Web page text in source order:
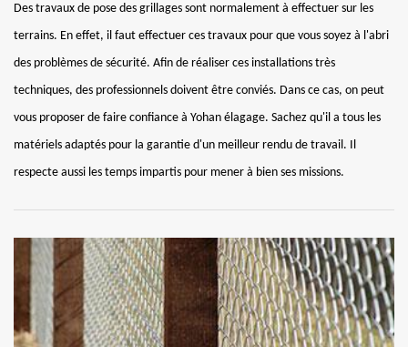
Des travaux de pose des grillages sont normalement à effectuer sur les
terrains. En effet, il faut effectuer ces travaux pour que vous soyez à l'abri
des problèmes de sécurité. Afin de réaliser ces installations très
techniques, des professionnels doivent être conviés. Dans ce cas, on peut
vous proposer de faire confiance à Yohan élagage. Sachez qu'il a tous les
matériels adaptés pour la garantie d'un meilleur rendu de travail. Il
respecte aussi les temps impartis pour mener à bien ses missions.